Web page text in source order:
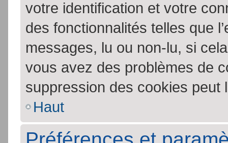
votre identification et votre
des fonctionnalités telles que
messages, lu ou non-lu, si
vous avez des problèmes de
suppression des cookies peut
Haut